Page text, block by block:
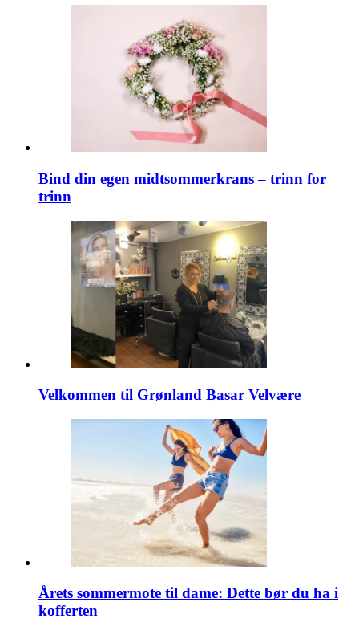
Bind din egen midtsommerkrans – trinn for
trinn
Velkommen til Grønland Basar Velvære
Årets sommermote til dame: Dette bør du ha i
kofferten